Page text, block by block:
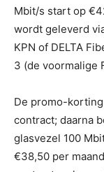
Mbit/s start op
wordt geleverd
KPN of DELTA
3 (de voormalige
De promo-
contract; daarna
glasvezel 100
€38,50 per